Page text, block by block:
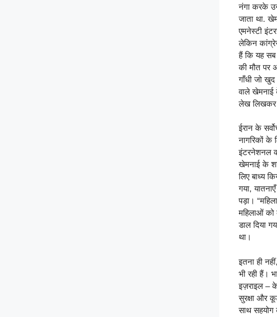
नंगा करके
जाता था.
एमनेस्टी
लेकिन
हैं कि यह
की मौत पर
गाँधी जो
वाले
लेख लिखकर
ईरान के
नागरिकों के
इंटरनेशनल
खेमनाई के
लिए बाध्य
गया,
पड़ा।
महिलाओं
डाल दिया
था।
इतना ही
भी रही हैं।
इज़राइल –
सुरक्षा और
साथ सहयोग